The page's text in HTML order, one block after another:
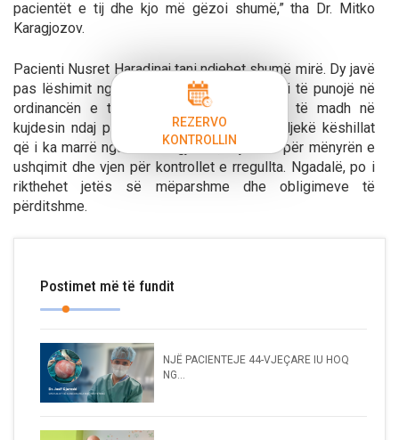
pacientët e tij dhe kjo më gëzoi shumë,” tha Dr. Mitko
Karagjozov.
Pacienti Nusret Haradinaj tani ndjehet shumë mirë. Dy javë
pas lëshimit nga spitali, ai ka filluar përsëri të punojë në
ordinancën e tij duke treguar përkushtim të madh në
kujdesin ndaj pacientëve. Ai vazhdon të ndjekë këshillat
që i ka marrë nga Dr. Karagjozov, kujdeset për mënyrën e
ushqimit dhe vjen për kontrollet e rregullta. Ngadalë, po i
rikthehet jetës së mëparshme dhe obligimeve të
përditshme.
Postimet më të fundit
NJË PACIENTEJE 44-VJEÇARE IU HOQ
NG...
REZERVO
KONTROLLIN